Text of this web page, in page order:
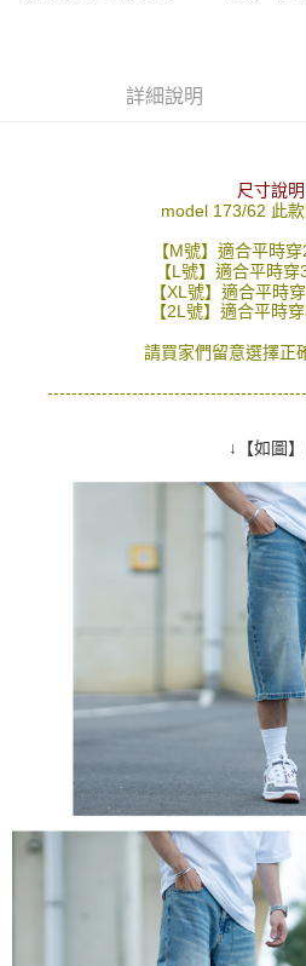
權轉讓予恩沛科技股份有限公司。
「AFTEE先享後付」，若未經同意申辦者
時審查核予不同之上限額度；若仍有額度
請求用戶進行身份認證。
５．嚴禁一人註冊多個帳號或使用他人資
恩沛科技股份有限公司將有權停止該用戶
詳細說明
尺寸說明
model 173/62 此款
【M號】適合平時
【L號】適合平時
【XL號】適合平時
【2L號】適合平時
請買家們留意選擇正
↓【如圖】